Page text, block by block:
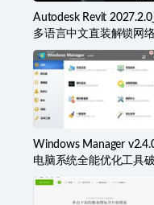
Autodesk Revit 2027.2.0_
多语言中文直装解锁网
许可版
Windows Manager
电脑系统全能优化工具破
解版